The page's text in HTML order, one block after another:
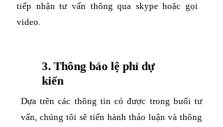
tiếp nhận tư vấn thông qua skype hoặc gọi
video.
3. Thông báo lệ phí dự
kiến
Dựa trên các thông tin có được trong buổi tư
vấn, chúng tôi sẽ tiến hành thảo luận và thông